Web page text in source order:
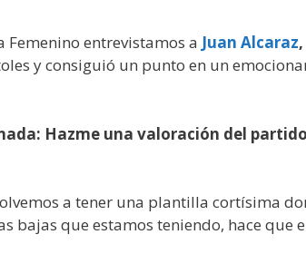
entrevistamos a Juan Alcaraz
y consiguió un punto en un
Hazme una valoración del
a tener una plantilla cortísima
bajas que estamos teniendo, hace que